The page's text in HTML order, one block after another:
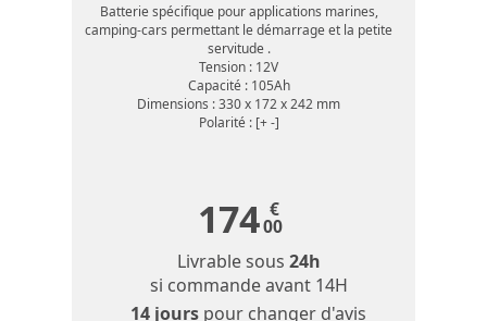
Batterie spécifique pour applications marines,
camping-cars permettant le démarrage et la petite
servitude .
Tension : 12V
Capacité : 105Ah
Dimensions : 330 x 172 x 242 mm
Polarité : [+ -]
174 €
00
Livrable sous 24h
si commande avant 14H
14 jours pour changer d'avis